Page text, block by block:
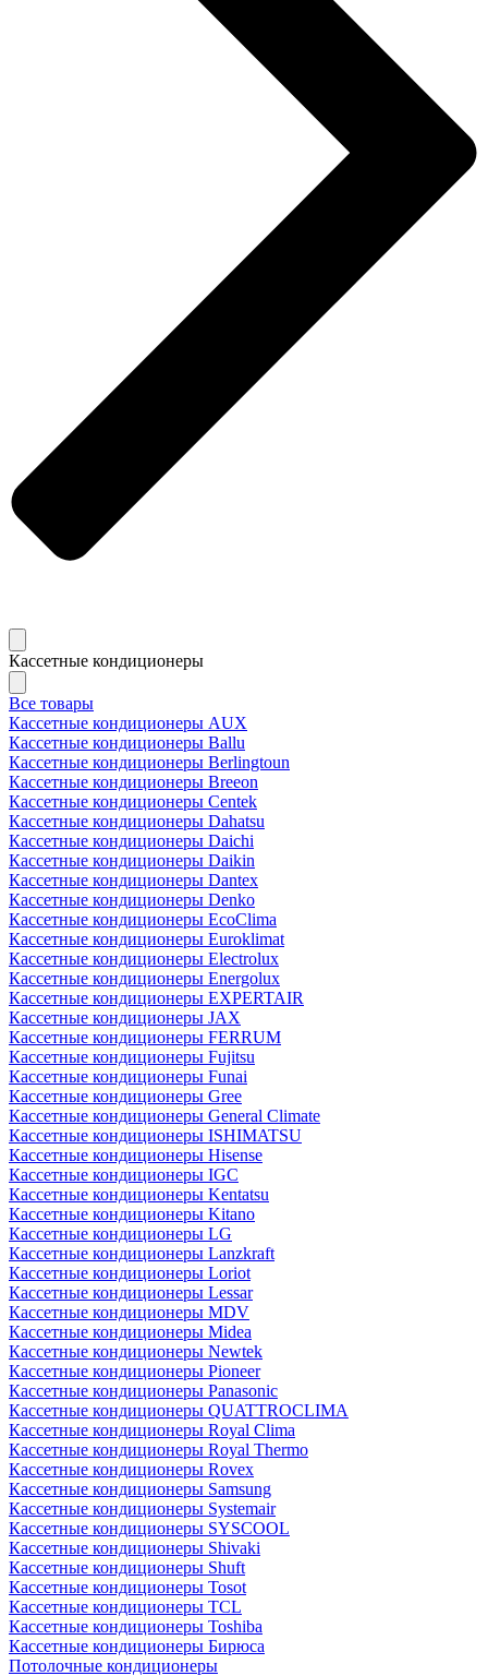
Кассетные кондиционеры
Все товары
Кассетные кондиционеры AUX
Кассетные кондиционеры Ballu
Кассетные кондиционеры Berlingtoun
Кассетные кондиционеры Breeon
Кассетные кондиционеры Centek
Кассетные кондиционеры Dahatsu
Кассетные кондиционеры Daichi
Кассетные кондиционеры Daikin
Кассетные кондиционеры Dantex
Кассетные кондиционеры Denko
Кассетные кондиционеры EcoClima
Кассетные кондиционеры Euroklimat
Кассетные кондиционеры Electrolux
Кассетные кондиционеры Energolux
Кассетные кондиционеры EXPERTAIR
Кассетные кондиционеры JAX
Кассетные кондиционеры FERRUM
Кассетные кондиционеры Fujitsu
Кассетные кондиционеры Funai
Кассетные кондиционеры Gree
Кассетные кондиционеры General Climate
Кассетные кондиционеры ISHIMATSU
Кассетные кондиционеры Hisense
Кассетные кондиционеры IGC
Кассетные кондиционеры Kentatsu
Кассетные кондиционеры Kitano
Кассетные кондиционеры LG
Кассетные кондиционеры Lanzkraft
Кассетные кондиционеры Loriot
Кассетные кондиционеры Lessar
Кассетные кондиционеры MDV
Кассетные кондиционеры Midea
Кассетные кондиционеры Newtek
Кассетные кондиционеры Pioneer
Кассетные кондиционеры Panasonic
Кассетные кондиционеры QUATTROCLIMA
Кассетные кондиционеры Royal Clima
Кассетные кондиционеры Royal Thermo
Кассетные кондиционеры Rovex
Кассетные кондиционеры Samsung
Кассетные кондиционеры Systemair
Кассетные кондиционеры SYSCOOL
Кассетные кондиционеры Shivaki
Кассетные кондиционеры Shuft
Кассетные кондиционеры Tosot
Кассетные кондиционеры TCL
Кассетные кондиционеры Toshiba
Кассетные кондиционеры Бирюса
Потолочные кондиционеры